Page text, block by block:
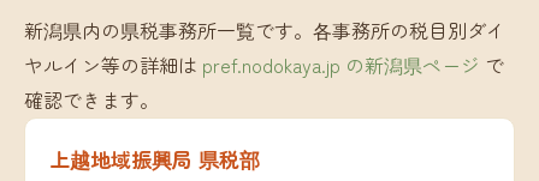
新潟県内の県税事務所一覧です。各事務所の税目別ダイ
ヤルイン等の詳細は pref.nodokaya.jp の新潟県ページ で
確認できます。
上越地域振興局 県税部